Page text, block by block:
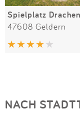
47608 Geldern
NACH